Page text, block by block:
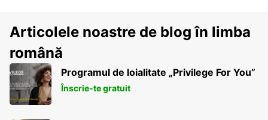
Articolele noastre de blog în limba
română
Programul de loialitate „Privilege For You”
Înscrie-te gratuit